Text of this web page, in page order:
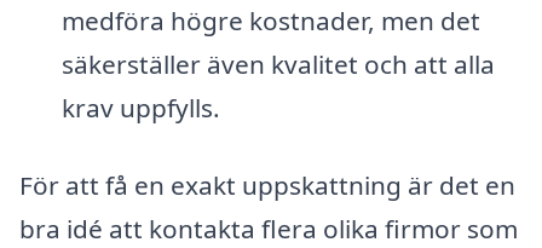
medföra högre kostnader, men det
säkerställer även kvalitet och att alla
krav uppfylls.
För att få en exakt uppskattning är det en
bra idé att kontakta flera olika firmor som